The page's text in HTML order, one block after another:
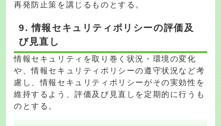
再発防止策を講じるものとする。
9. 情報セキュリティポリシーの評価及
び見直し
情報セキュリティを取り巻く状況・環境の変化
や、情報セキュリティポリシーの遵守状況など考
慮し、情報セキュリティポリシーがその実効性を
維持するよう、評価及び見直しを定期的に行うも
のとする。